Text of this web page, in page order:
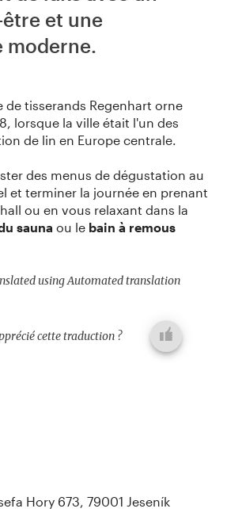
et une
moderne.
de tisserands Regenhart orne
lorsque la ville était l'un des
de lin en Europe centrale.
des menus de dégustation au
et terminer la journée en prenant
ou en vous relaxant dans la
sauna ou le bain à remous
using Automated translation
cette traduction ?
Hory 673, 79001 Jeseník